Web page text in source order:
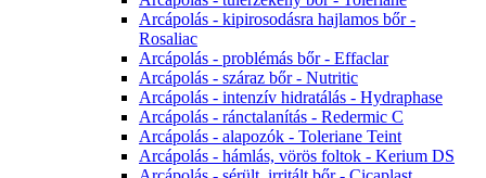
Arcápolás - kipirosodásra hajlamos bőr -
Rosaliac
Arcápolás - problémás bőr - Effaclar
Arcápolás - száraz bőr - Nutritic
Arcápolás - intenzív hidratálás - Hydraphase
Arcápolás - ránctalanítás - Redermic C
Arcápolás - alapozók - Toleriane Teint
Arcápolás - hámlás, vörös foltok - Kerium DS